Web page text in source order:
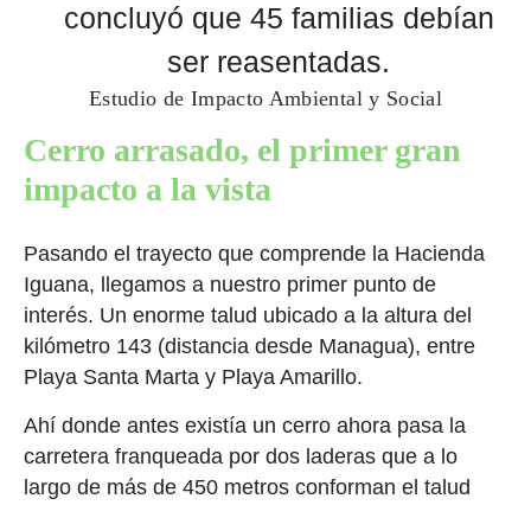
concluyó que 45 familias debían
ser reasentadas.
Estudio de Impacto Ambiental y Social
Cerro arrasado, el primer gran
impacto a la vista
Pasando el trayecto que comprende la Hacienda
Iguana, llegamos a nuestro primer punto de
interés. Un enorme talud ubicado a la altura del
kilómetro 143 (distancia desde Managua), entre
Playa Santa Marta y Playa Amarillo.
Ahí donde antes existía un cerro ahora pasa la
carretera franqueada por dos laderas que a lo
largo de más de 450 metros conforman el talud